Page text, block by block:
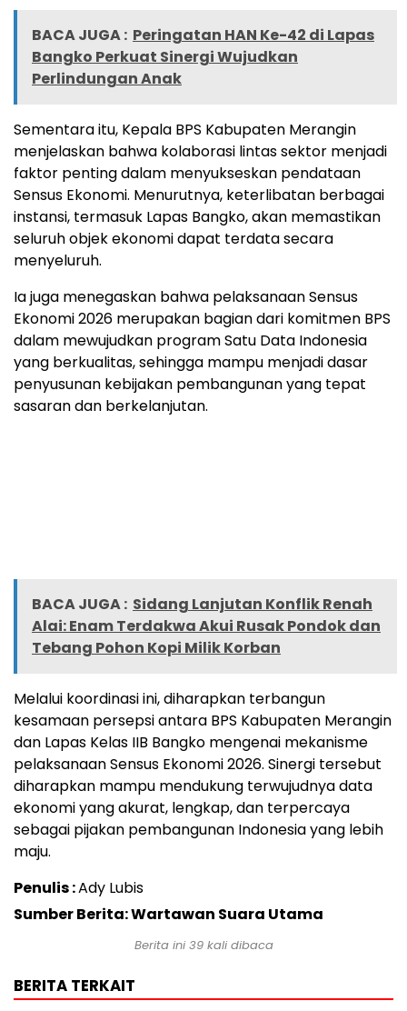
BACA JUGA : Peringatan HAN Ke-42 di Lapas
Bangko Perkuat Sinergi Wujudkan
Perlindungan Anak
Sementara itu, Kepala BPS Kabupaten Merangin
menjelaskan bahwa kolaborasi lintas sektor menjadi
faktor penting dalam menyukseskan pendataan
Sensus Ekonomi. Menurutnya, keterlibatan berbagai
instansi, termasuk Lapas Bangko, akan memastikan
seluruh objek ekonomi dapat terdata secara
menyeluruh.
Ia juga menegaskan bahwa pelaksanaan Sensus
Ekonomi 2026 merupakan bagian dari komitmen BPS
dalam mewujudkan program Satu Data Indonesia
yang berkualitas, sehingga mampu menjadi dasar
penyusunan kebijakan pembangunan yang tepat
sasaran dan berkelanjutan.
BACA JUGA : Sidang Lanjutan Konflik Renah
Alai: Enam Terdakwa Akui Rusak Pondok dan
Tebang Pohon Kopi Milik Korban
Melalui koordinasi ini, diharapkan terbangun
kesamaan persepsi antara BPS Kabupaten Merangin
dan Lapas Kelas IIB Bangko mengenai mekanisme
pelaksanaan Sensus Ekonomi 2026. Sinergi tersebut
diharapkan mampu mendukung terwujudnya data
ekonomi yang akurat, lengkap, dan terpercaya
sebagai pijakan pembangunan Indonesia yang lebih
maju.
Penulis :Ady Lubis
Sumber Berita: Wartawan Suara Utama
Berita ini 39kali dibaca
BERITA TERKAIT